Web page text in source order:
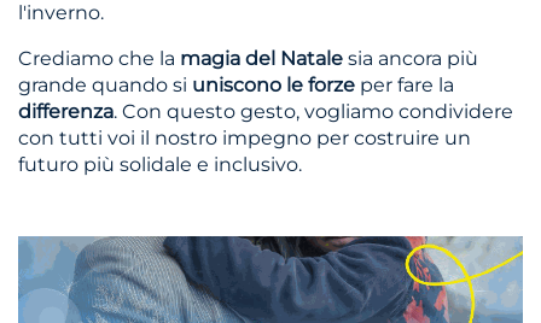
l'inverno.
Crediamo che la magia del Natale sia ancora più
grande quando si uniscono le forze per fare la
differenza. Con questo gesto, vogliamo condividere
con tutti voi il nostro impegno per costruire un
futuro più solidale e inclusivo.